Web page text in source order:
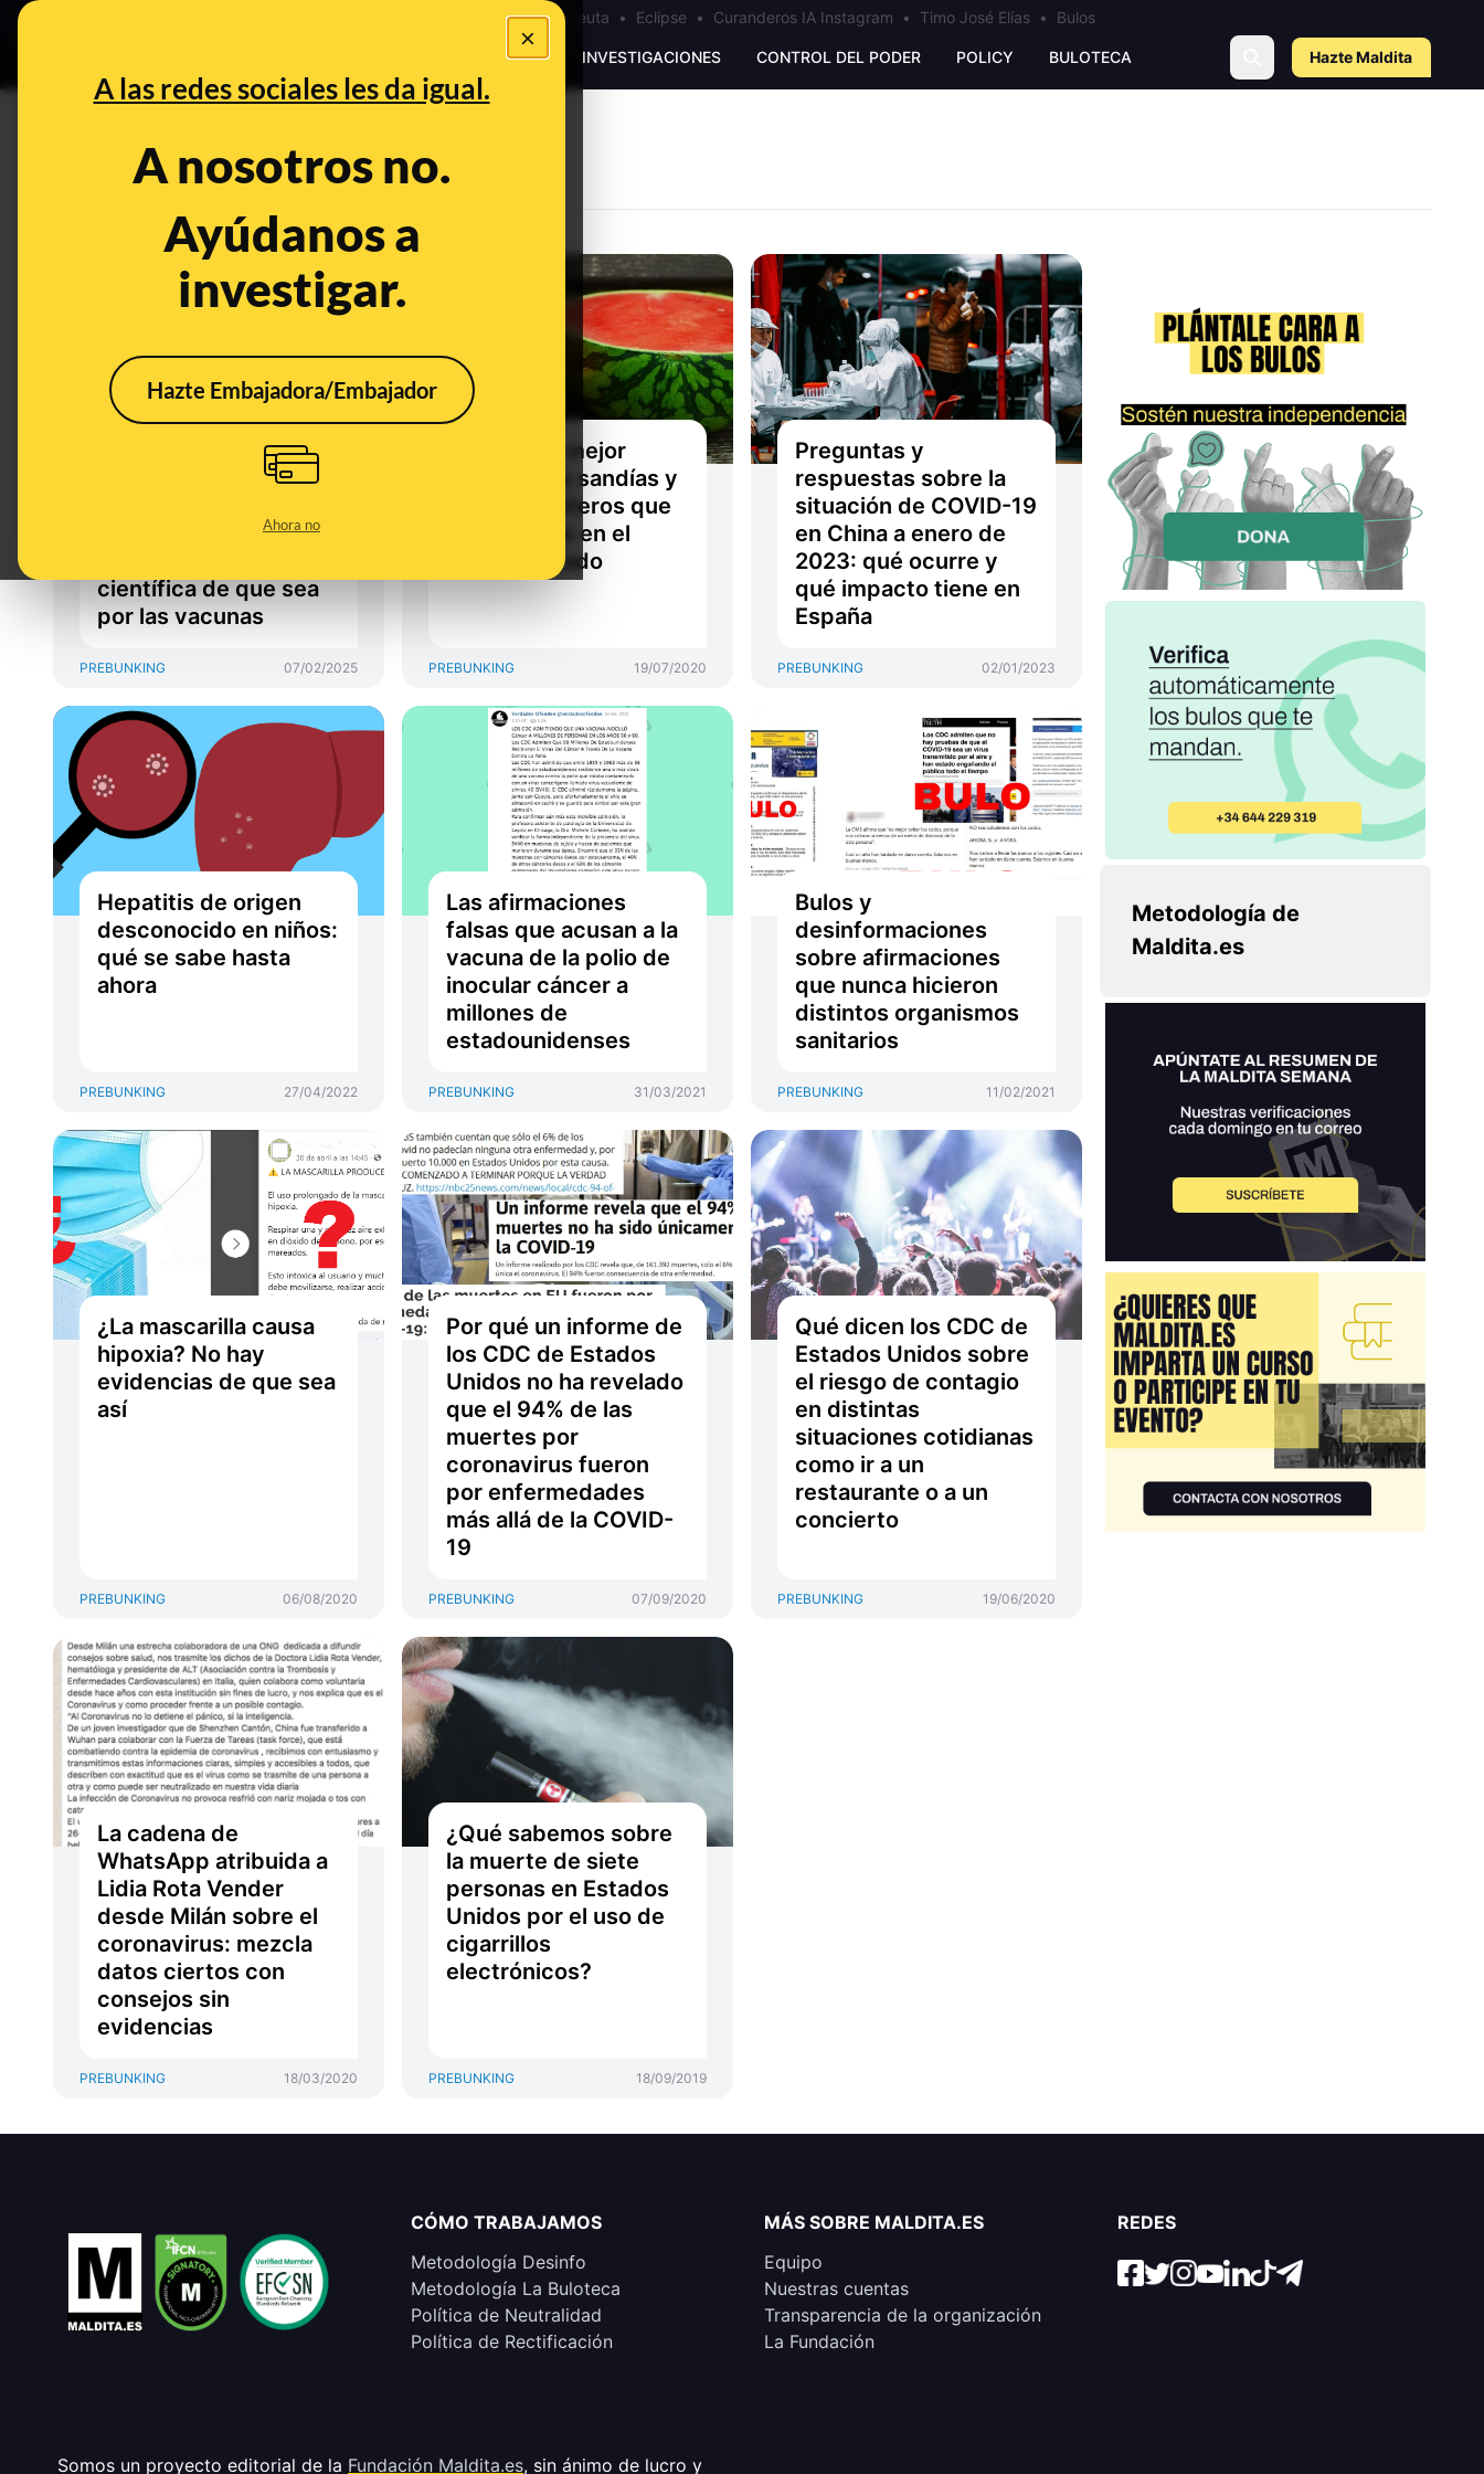
×
A las redes sociales les da igual.
A nosotros no.
Ayúdanos a
investigar.
Hazte Embajadora/Embajador
Ahora no
•Bulos Ceuta • Eclipse • Curanderos IA Instagram • Timo José Elías• Bulos
PREBUNKING INVESTIGACIONES CONTROL DEL PODER POLICY BULOTECA Hazte Maldita
aumentado los casos
autismo y por qué no
científica de que sea
por las vacunas
PREBUNKING 07/02/2025
Por qué es mejor
comprar las sandías y
melones enteros que
ya cortados en el
supermercado
PREBUNKING 19/07/2020
Preguntas y
respuestas sobre la
situación de COVID-19
en China a enero de
2023: qué ocurre y
qué impacto tiene en
España
PREBUNKING 02/01/2023
Hepatitis de origen
desconocido en niños:
qué se sabe hasta
ahora
PREBUNKING 27/04/2022
Las afirmaciones
falsas que acusan a la
vacuna de la polio de
inocular cáncer a
millones de
estadounidenses
PREBUNKING 31/03/2021
Bulos y
desinformaciones
sobre afirmaciones
que nunca hicieron
distintos organismos
sanitarios
PREBUNKING 11/02/2021
¿La mascarilla causa
hipoxia? No hay
evidencias de que sea
así
PREBUNKING 06/08/2020
Por qué un informe de
los CDC de Estados
Unidos no ha revelado
que el 94% de las
muertes por
coronavirus fueron
por enfermedades
más allá de la COVID-
19
PREBUNKING 07/09/2020
Qué dicen los CDC de
Estados Unidos sobre
el riesgo de contagio
en distintas
situaciones cotidianas
como ir a un
restaurante o a un
concierto
PREBUNKING 19/06/2020
La cadena de
WhatsApp atribuida a
Lidia Rota Vender
desde Milán sobre el
coronavirus: mezcla
datos ciertos con
consejos sin
evidencias
PREBUNKING 18/03/2020
¿Qué sabemos sobre
la muerte de siete
personas en Estados
Unidos por el uso de
cigarrillos
electrónicos?
PREBUNKING 18/09/2019
Metodología de
Maldita.es
CÓMO TRABAJAMOS
Metodología Desinfo
Metodología La Buloteca
Política de Neutralidad
Política de Rectificación
MÁS SOBRE MALDITA.ES
Equipo
Nuestras cuentas
Transparencia de la organización
La Fundación
REDES
Somos un proyecto editorial de la Fundación Maldita.es, sin ánimo de lucro y